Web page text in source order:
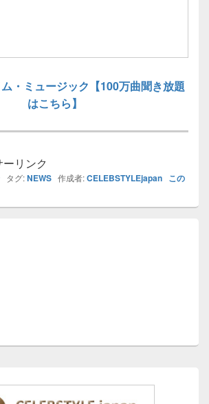
・ミュージック【100万曲聞き放題
はこちら】
リンク
タグ:NEWS 作成者:CELEBSTYLEjapan この